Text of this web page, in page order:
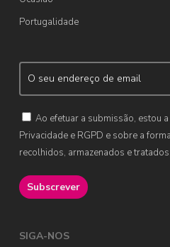
Portugalidade
Ao efetuar a submissão, estou
Privacidade e RGPD e sobre a
recolhidos, armazenados e tratados.
SIGA-NOS